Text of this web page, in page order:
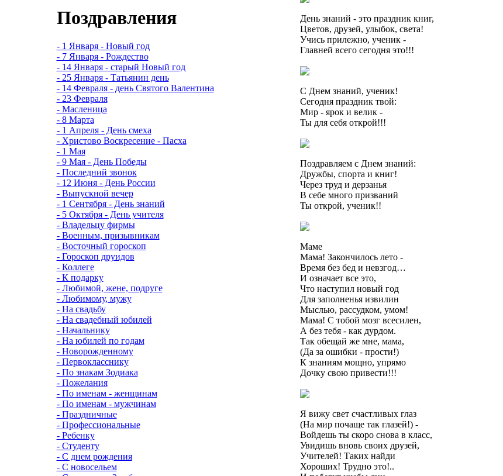
Поздравления
- 1 Января - Новый год
- 7 Января - Рождество
- 14 Января - старый Новый год
- 25 Января - Татьянин день
- 14 Февраля - день Святого Валентина
- 23 Февраля
- Масленица
- 8 Марта
- 1 Апреля - День смеха
- Христово Воскресение - Пасха
- 1 Мая
- 9 Мая - День Победы
- Последний звонок
- 12 Июня - День России
- Выпускной вечер
- 1 Сентября - День знаний
- 5 Октября - День учителя
- Владельцу фирмы
- Военным, призывникам
- Восточный гороскоп
- Гороскоп друидов
- Коллеге
- К подарку
- Любимой, жене, подруге
- Любимому, мужу
- На свадьбу
- На свадебный юбилей
- Начальнику
- На юбилей по годам
- Новорожденному
- Первокласснику
- По знакам Зодиака
- Пожелания
- По именам - женщинам
- По именам - мужчинам
- Праздничные
- Профессиональные
- Ребенку
- Студенту
- С днем рождения
- С новосельем
День знаний - это праздник книг,
Цветов, друзей, улыбок, света!
Учись прилежно, ученик -
Главней всего сегодня это!!!
С Днем знаний, ученик!
Сегодня праздник твой:
Мир - ярок и велик -
Ты для себя открой!!!
Поздравляем с Днем знаний:
Дружбы, спорта и книг!
Через труд и дерзанья
В себе много призваний
Ты открой, ученик!!
Маме
Мама! Закончилось лето -
Время без бед и невзгод…
И означает все это,
Что наступил новый год
Для заполненья извилин
Мыслью, рассудком, умом!
Мама! С тобой мозг всесилен,
А без тебя - как дурдом.
Так обещай же мне, мама,
(Да за ошибки - прости!)
К знаниям мощно, упрямо
Дочку свою привести!!!
Я вижу свет счастливых глаз
(На мир почаще так глазей!) -
Войдешь ты скоро снова в класс,
Увидишь вновь своих друзей,
Учителей! Таких найди
Хороших! Трудно это!..